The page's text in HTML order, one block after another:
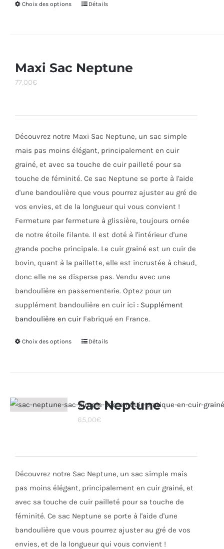
Choix des options
Ce
variations.
Les
choisies
produit
Détails
Maxi Sac Neptune
77,00€
Découvrez notre Maxi Sac Neptune, un sac simple
mais pas moins élégant, principalement en cuir
grainé, et avec sa touche de cuir pailleté pour sa
touche de féminité. Ce sac Neptune se porte à l'aide
d'une bandoulière que vous pourrez ajuster au gré de
vos envies, et de la longueur qui vous convient !
Fermeture par fermeture à glissière, toujours ornée
de notre étoile filante. Il est doté à l'intérieur d'une
grande poche principale. Le cuir grainé est un cuir de
bovin, quant à la paillette, elle est incrustée à chaud,
donc elle ne se disperse pas. Vendu avec une
bandoulière en passementerie. Optez pour un
supplément bandoulière en cuir ici : Supplément
bandoulière en cuirFabriqué en France.
Choix des options
Ce
variations.
Les
sur
Détails
Sac Neptune
65,00€
Découvrez notre Sac Neptune, un sac simple mais
pas moins élégant, principalement en cuir grainé, et
avec sa touche de cuir pailleté pour sa touche de
féminité. Ce sac Neptune se porte à l'aide d'une
bandoulière que vous pourrez ajuster au gré de vos
envies, et de la longueur qui vous convient !